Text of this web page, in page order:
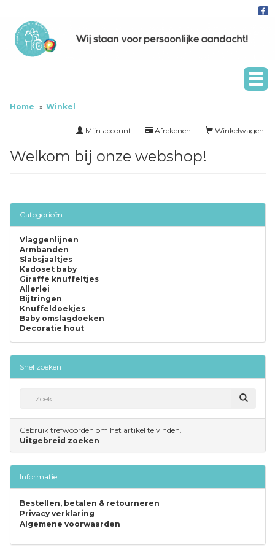
Home Winkel
Winkelwagen
Afrekenen
Mijn account
Welkom bij onze webshop!
Categorieën
Vlaggenlijnen
Armbanden
Slabsjaaltjes
Kadoset baby
Giraffe knuffeltjes
Allerlei
Bijtringen
Knuffeldoekjes
Baby omslagdoeken
Decoratie hout
Snel zoeken
Gebruik trefwoorden om het artikel te vinden.
Uitgebreid zoeken
Informatie
Bestellen, betalen & retourneren
Privacy verklaring
Algemene voorwaarden